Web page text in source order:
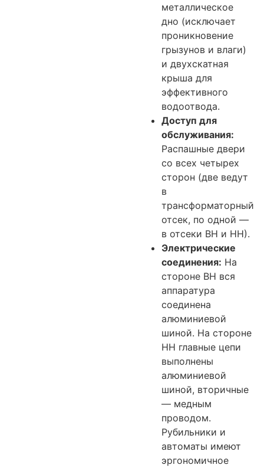
металлическое
дно (исключает
проникновение
грызунов и влаги)
и двухскатная
крыша для
эффективного
водоотвода.
Доступ для
обслуживания:
Распашные двери
со всех четырех
сторон (две ведут
в
трансформаторный
отсек, по одной —
в отсеки ВН и НН).
Электрические
соединения: На
стороне ВН вся
аппаратура
соединена
алюминиевой
шиной. На стороне
НН главные цепи
выполнены
алюминиевой
шиной, вторичные
— медным
проводом.
Рубильники и
автоматы имеют
эргономичное